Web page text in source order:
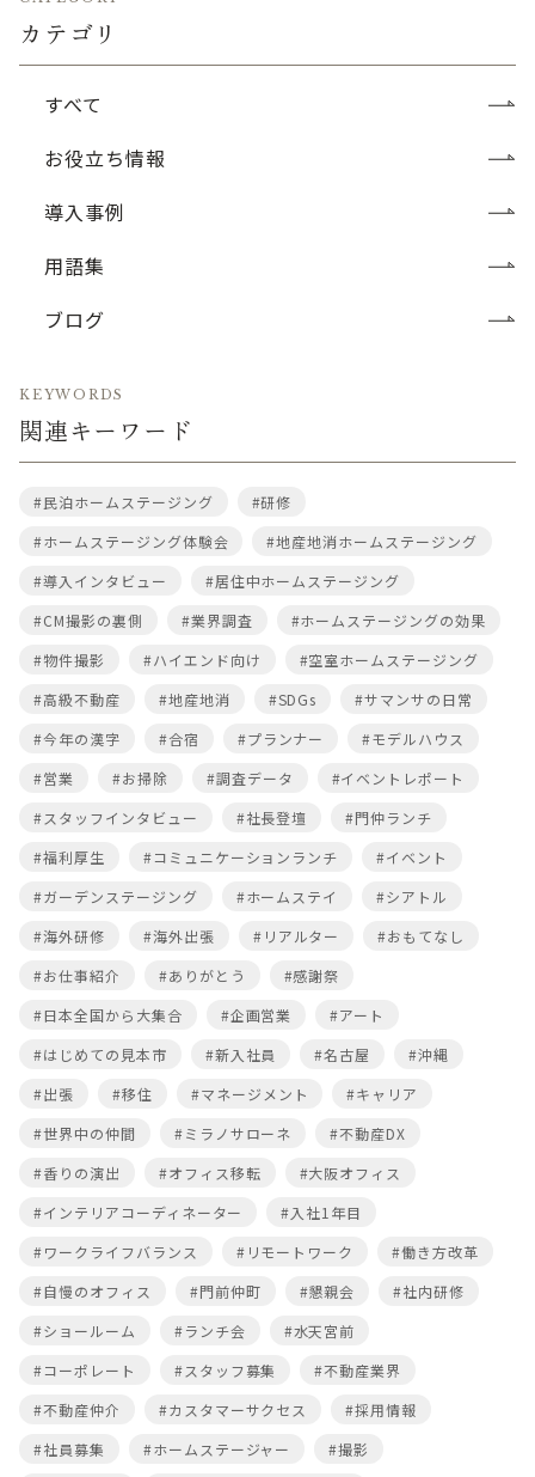
カテゴリ
すべて
お役立ち情報
導入事例
用語集
ブログ
KEYWORDS
関連キーワード
#民泊ホームステージング
#研修
#ホームステージング体験会
#地産地消ホームステージング
#導入インタビュー
#居住中ホームステージング
#CM撮影の裏側
#業界調査
#ホームステージングの効果
#物件撮影
#ハイエンド向け
#空室ホームステージング
#高級不動産
#地産地消 #SDGs
#サマンサの日常
#今年の漢字
#合宿 #プランナー
#モデルハウス
#営業
#お掃除 #調査データ
#イベントレポート
#スタッフインタビュー
#社長登壇
#門仲ランチ
#福利厚生
#コミュニケーションランチ
#イベント
#ガーデンステージング
#ホームステイ
#シアトル
#海外研修
#海外出張 #リアルター
#おもてなし
#お仕事紹介
#ありがとう
#感謝祭
#日本全国から大集合
#企画営業
#アート
#はじめての見本市
#新入社員 #名古屋
#沖縄
#出張
#移住 #マネージメント
#キャリア
#世界中の仲間
#ミラノサローネ
#不動産DX
#香りの演出
#オフィス移転
#大阪オフィス
#インテリアコーディネーター
#入社1年目
#ワークライフバランス
#リモートワーク
#働き方改革
#自慢のオフィス
#門前仲町 #懇親会
#社内研修
#ショールーム
#ランチ会
#水天宮前
#コーポレート
#スタッフ募集
#不動産業界
#不動産仲介
#カスタマーサクセス
#採用情報
#社員募集
#ホームステージャー
#撮影